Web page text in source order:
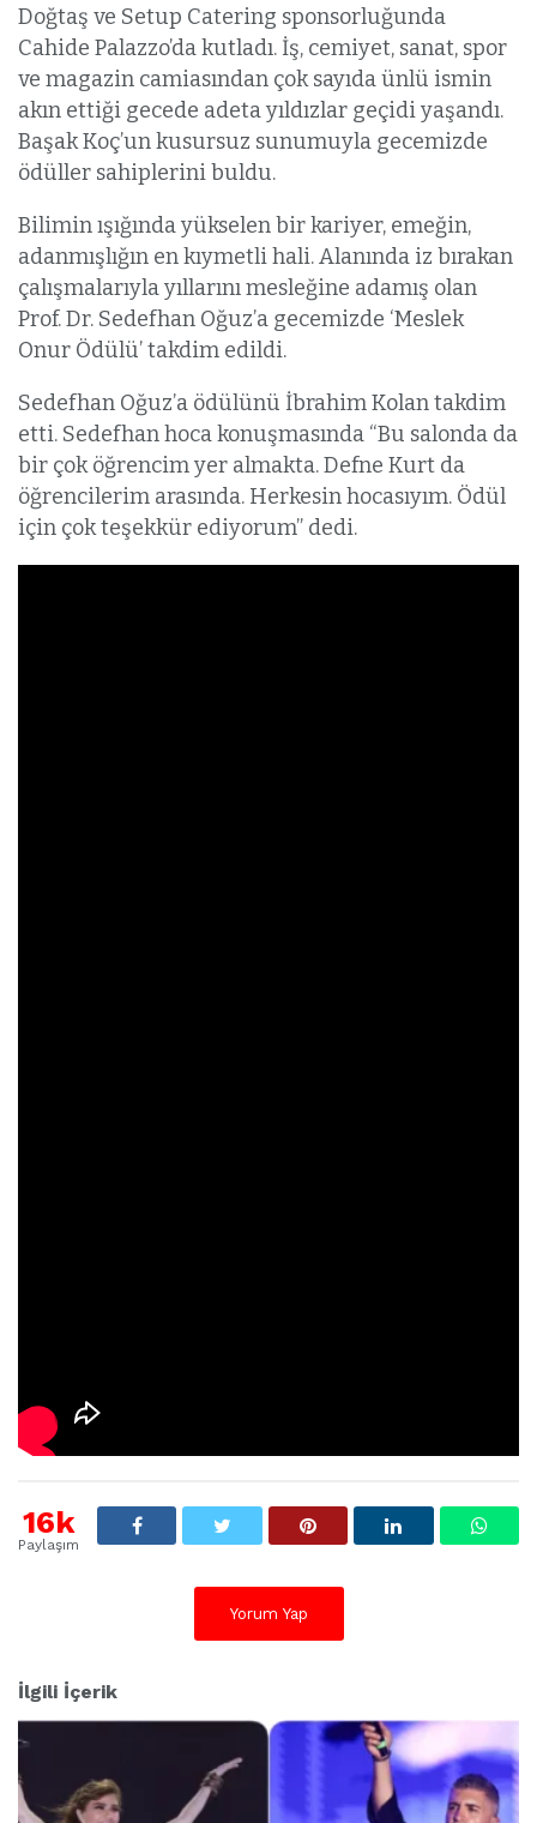
Doğtaş ve Setup Catering sponsorluğunda
Cahide Palazzo’da kutladı. İş, cemiyet, sanat, spor
ve magazin camiasından çok sayıda ünlü ismin
akın ettiği gecede adeta yıldızlar geçidi yaşandı.
Başak Koç’un kusursuz sunumuyla gecemizde
ödüller sahiplerini buldu.
Bilimin ışığında yükselen bir kariyer, emeğin,
adanmışlığın en kıymetli hali. Alanında iz bırakan
çalışmalarıyla yıllarını mesleğine adamış olan
Prof. Dr. Sedefhan Oğuz’a gecemizde ‘Meslek
Onur Ödülü’ takdim edildi.
Sedefhan Oğuz’a ödülünü İbrahim Kolan takdim
etti. Sedefhan hoca konuşmasında “Bu salonda da
bir çok öğrencim yer almakta. Defne Kurt da
öğrencilerim arasında. Herkesin hocasıyım. Ödül
için çok teşekkür ediyorum” dedi.
16k
Paylaşım
Yorum Yap
İlgili İçerik